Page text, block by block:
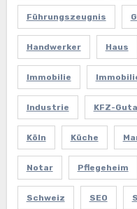
Führungszeugnis
Handwerker Haus
Immobilie
Industrie KFZ-
Köln Küche
Notar Pflegeheim
Schweiz SEO